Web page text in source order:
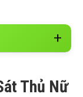
Thủ Nữ